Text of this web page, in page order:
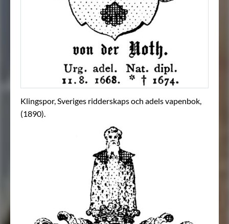
Klingspor, Sveriges ridderskaps och adels vapenbok,
(1890).